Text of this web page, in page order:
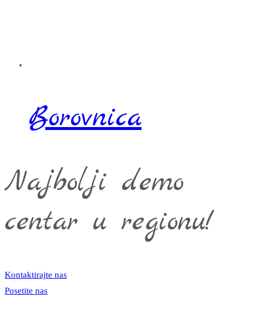
Borovnica
Najbolji demo
centar u regionu!
Kontaktirajte nas
Posetite nas